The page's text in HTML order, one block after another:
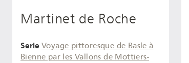
Martinet de Roche
Serie Voyage pittoresque de Basle à
Bienne par les Vallons de Mottiers-